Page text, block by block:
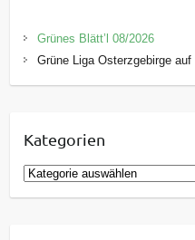
Grünes Blätt’l 08/2026
Grüne Liga Osterzgebirge auf
Kategorien
K
a